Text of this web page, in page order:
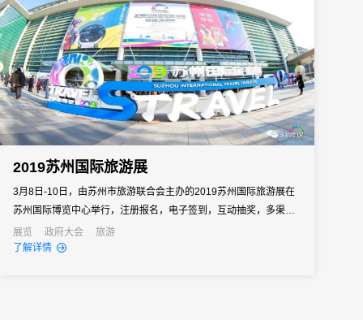
2019苏州国际旅游展
3月8日-10日，由苏州市旅游联合会主办的2019苏州国际旅游展在
苏州国际博览中心举行，注册报名，电子签到，互动抽奖，多渠道
推广等科技大放异彩。
展览 政府大会
旅游
了解详情